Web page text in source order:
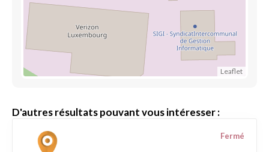
Leaflet
D'autres résultats pouvant vous intéresser :
Fermé